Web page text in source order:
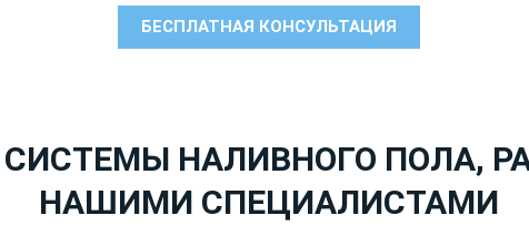
БЕСПЛАТНАЯ КОНСУЛЬТАЦИЯ
НАЛИВНОГО ПОЛА,
НАШИМИ СПЕЦИАЛИСТАМИ